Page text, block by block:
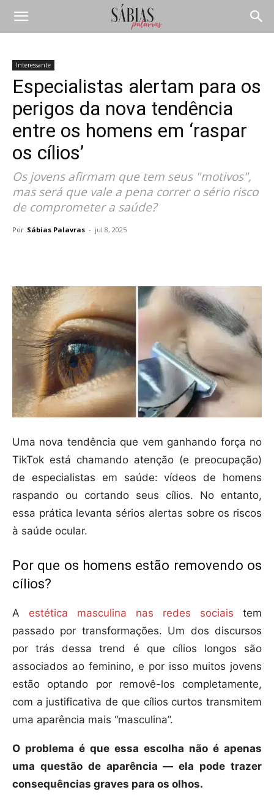
Interessante
Especialistas alertam para os
perigos da nova tendência
entre os homens em ‘raspar
os cílios’
Os jovens afirmam que tem seus "motivos",
mas será que vale a pena correr o sério risco
de comprometer a saúde?
Por Sábias Palavras - jul 8, 2025
Uma nova tendência que vem ganhando força no
TikTok está chamando atenção (e preocupação)
de especialistas em saúde: vídeos de homens
raspando ou cortando seus cílios. No entanto,
essa prática levanta sérios alertas sobre os riscos
à saúde ocular.
Por que os homens estão removendo os
cílios?
A estética masculina nas redes sociais tem
passado por transformações. Um dos discursos
por trás dessa trend é que cílios longos são
associados ao feminino, e por isso muitos jovens
estão optando por removê-los completamente,
com a justificativa de que cílios curtos transmitem
uma aparência mais “masculina”.
O problema é que essa escolha não é apenas
uma questão de aparência — ela pode trazer
consequências graves para os olhos.